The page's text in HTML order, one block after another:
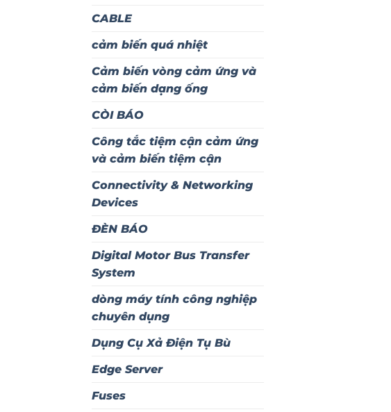
CABLE
cảm biến quá nhiệt
Cảm biến vòng cảm ứng và
cảm biến dạng ống
CÒI BÁO
Công tắc tiệm cận cảm ứng
và cảm biến tiệm cận
Connectivity & Networking
Devices
ĐÈN BÁO
Digital Motor Bus Transfer
System
dòng máy tính công nghiệp
chuyên dụng
Dụng Cụ Xả Điện Tụ Bù
Edge Server
Fuses